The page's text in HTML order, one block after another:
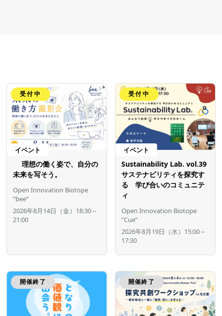
受付中
イベント
理想の働く姿で、自分の
未来を写そう。
Open Innovation Biotope
”bee”
2026年8月14日（金）18:30～
21:00
受付中
イベント
Sustainability Lab. vol.39
サステナビリティを探究す
る 学び合いのコミュニテ
ィ
Open Innovation Biotope
”Cue”
2026年8月19日（水）15:00～
17:30
開催終了 開催終了